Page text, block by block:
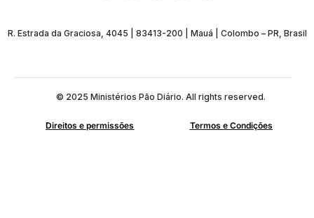
R. Estrada da Graciosa, 4045 | 83413-200 | Mauá | Colombo – PR, Brasil
© 2025 Ministérios Pão Diário. All rights reserved.
Direitos e permissões Termos e Condições